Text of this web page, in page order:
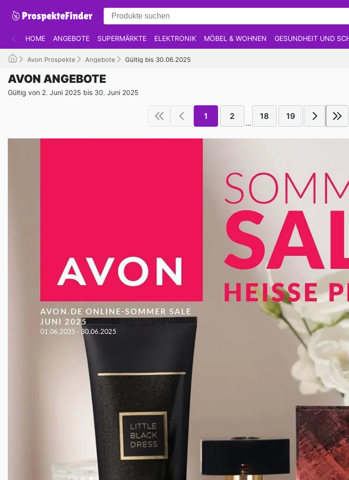
HOME ANGEBOTE SUPERMÄRKTE ELEKTRONIK MÖBEL & WOHNEN GESUNDHEIT UND
Avon Prospekte Angebote Gültig bis 30.06.2025
AVON ANGEBOTE
Gültig von 2. Juni 2025 bis 30. Juni 2025
1 2
...
18 19